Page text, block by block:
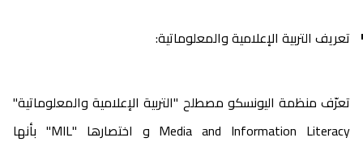
تعريف التربية الإعلامية والمعلوماتية:
تعرّف منظمة اليونسكو مصطلح "التربية الإعلامية والمعلوماتية"
Media and Information Literacy و اختصارها "MIL" بأنها